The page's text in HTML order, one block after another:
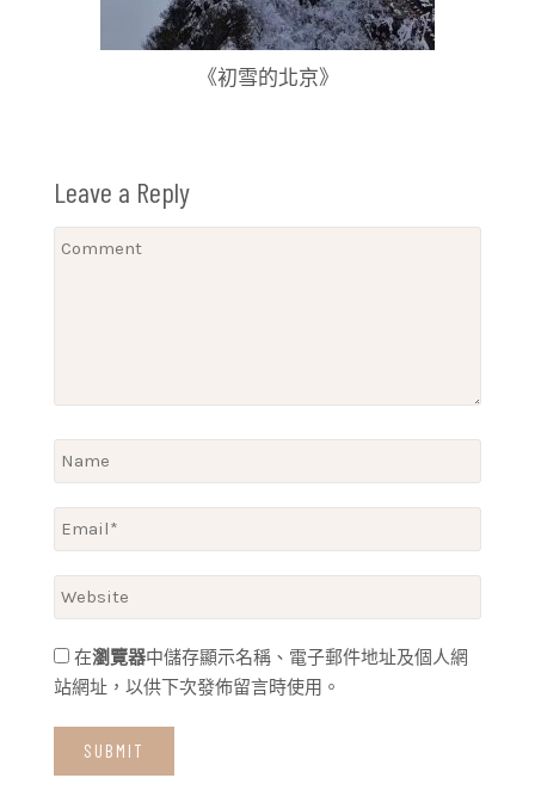
《初雪的北京》
Leave a Reply
在瀏覽器中儲存顯示名稱、電子郵件地址及個人網
站網址，以供下次發佈留言時使用。